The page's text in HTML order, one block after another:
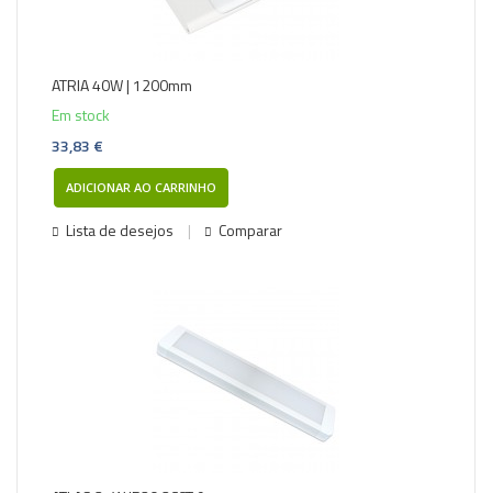
ATRIA 40W | 1200mm
Em stock
33,83 €
ADICIONAR AO CARRINHO
Lista de desejos Comparar